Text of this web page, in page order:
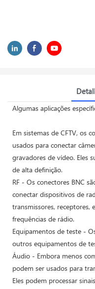
Algumas aplicações
Em sistemas de CFTV, os
usados ​​para conectar
gravadores de vídeo. Eles
de alta definição.
RF - Os conectores BNC
conectar dispositivos de
transmissores, receptores,
frequências de rádio.
Equipamentos de teste -
outros equipamentos de
Áudio - Embora menos
podem ser usados ​​para
Eles podem processar